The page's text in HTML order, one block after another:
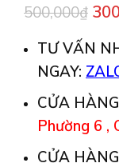
500,000₫
TƯ VẤN
NGAY:
CỬA HÀNG
Phường 6 ,
CỬA HÀNG